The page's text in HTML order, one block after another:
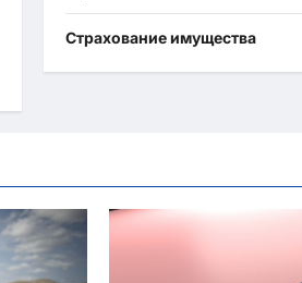
Страхование имущества